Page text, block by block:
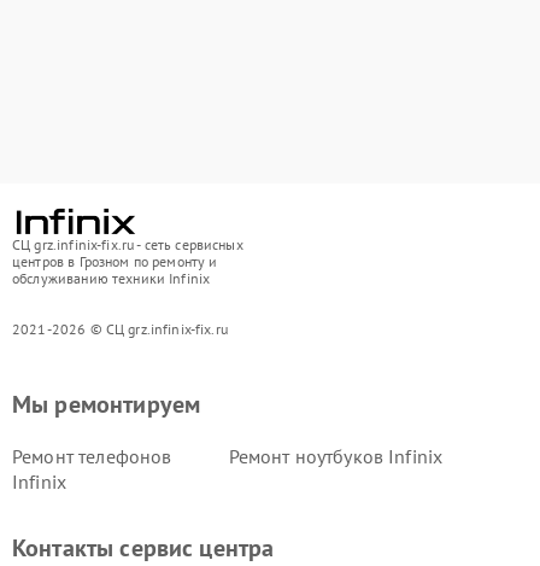
СЦ grz.infinix-fix.ru - сеть сервисных
центров в Грозном по ремонту и
обслуживанию техники Infinix
2021-2026 © СЦ grz.infinix-fix.ru
Мы ремонтируем
Ремонт телефонов
Infinix
Ремонт ноутбуков Infinix
Контакты сервис центра